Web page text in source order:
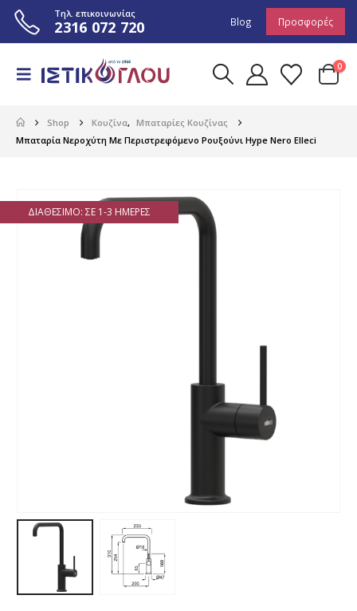
Τηλ. επικοινωνίας
2316 072 720 Blog Προσφορές
0
Shop Κουζίνα, Μπαταρίες Κουζίνας
Μπαταρία Νεροχύτη Με Περιστρεφόμενο Ρουξούνι Hype Nero Elleci
ΔΙΑΘΈΣΙΜΟ: ΣΕ 1-3 ΗΜΈΡΕΣ